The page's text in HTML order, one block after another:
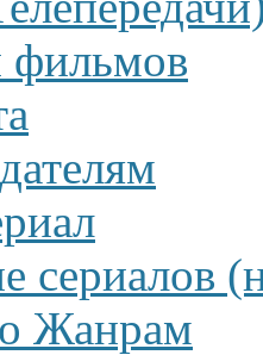
фильмов
сериалов
Жанрам